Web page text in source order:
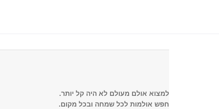
למצוא אולם מעולם לא היה קל יותר.
חפש אולמות לכל שמחה ובכל מקום.